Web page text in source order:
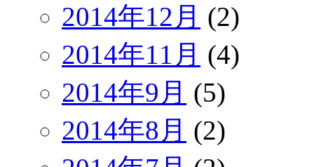
2014年12月 (2)
2014年11月 (4)
2014年9月 (5)
2014年8月 (2)